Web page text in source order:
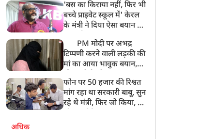
अनमोल कुछ नहीं
'बस का किराया नहीं, फिर भी
बच्चे प्राइवेट स्कूल में' केरल
के मंत्री ने दिया ऐसा बयान की
PM मोदी पर अभद्र
टिप्पणी करने वाली लड़की की
मां का आया भावुक बयान,
बेटी को गोद लें प्रधानमंत्री
फोन पर 50 हजार की रिश्वत
मांग रहा था सरकारी बाबू, सुन
रहे थे मंत्री, फिर जो किया, वो
अधिक